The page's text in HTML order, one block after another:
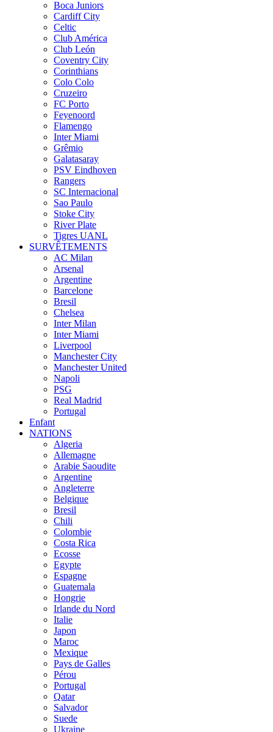
Boca Juniors
Cardiff City
Celtic
Club América
Club León
Coventry City
Corinthians
Colo Colo
Cruzeiro
FC Porto
Feyenoord
Flamengo
Inter Miami
Grêmio
Galatasaray
PSV Eindhoven
Rangers
SC Internacional
Sao Paulo
Stoke City
River Plate
Tigres UANL
SURVÊTEMENTS
AC Milan
Arsenal
Argentine
Barcelone
Bresil
Chelsea
Inter Milan
Inter Miami
Liverpool
Manchester City
Manchester United
Napoli
PSG
Real Madrid
Portugal
Enfant
NATIONS
Algeria
Allemagne
Arabie Saoudite
Argentine
Angleterre
Belgique
Bresil
Chili
Colombie
Costa Rica
Ecosse
Egypte
Espagne
Guatemala
Hongrie
Irlande du Nord
Italie
Japon
Maroc
Mexique
Pays de Galles
Pérou
Portugal
Qatar
Salvador
Suede
Ukraine